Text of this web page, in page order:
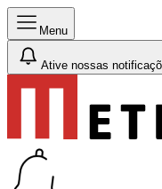
Menu
Ative nossas